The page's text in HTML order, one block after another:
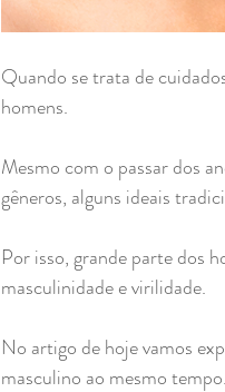
Quando se trata de
homens.
Mesmo com o passar dos
gêneros, alguns ideais
Por isso, grande parte dos
masculinidade e virilidade.
No artigo de hoje vamos
masculino ao mesmo